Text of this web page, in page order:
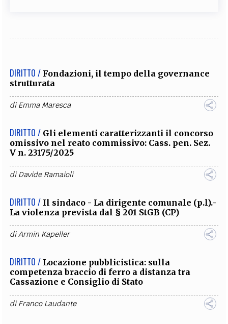
DIRITTO / Fondazioni, il tempo della governance
strutturata
diEmma Maresca
DIRITTO / Gli elementi caratterizzanti il concorso
omissivo nel reato commissivo: Cass. pen. Sez.
V n. 23175/2025
diDavide Ramaioli
DIRITTO / Il sindaco - La dirigente comunale (p.l).-
La violenza prevista dal § 201 StGB (CP)
diArmin Kapeller
DIRITTO / Locazione pubblicistica: sulla
competenza braccio di ferro a distanza tra
Cassazione e Consiglio di Stato
diFranco Laudante